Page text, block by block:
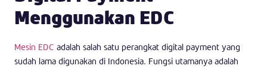
Menggunakan EDC
Mesin EDC adalah salah satu perangkat digital payment yang
sudah lama digunakan di Indonesia. Fungsi utamanya adalah